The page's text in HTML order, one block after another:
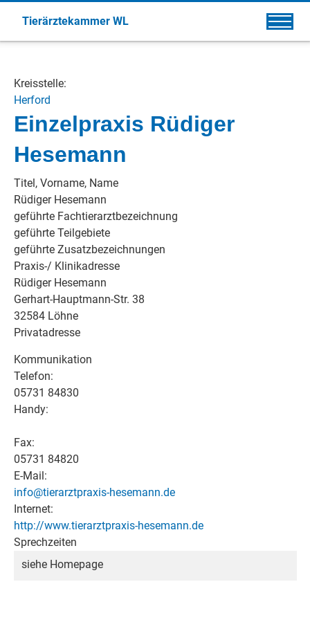
Tierärztekammer WL
Kreisstelle:
Herford
Einzelpraxis Rüdiger
Hesemann
Titel, Vorname, Name
Rüdiger Hesemann
geführte Fachtierarztbezeichnung
geführte Teilgebiete
geführte Zusatzbezeichnungen
Praxis-/ Klinikadresse
Rüdiger Hesemann
Gerhart-Hauptmann-Str. 38
32584 Löhne
Privatadresse
Kommunikation
Telefon:
05731 84830
Handy:
Fax:
05731 84820
E-Mail:
info@tierarztpraxis-hesemann.de
Internet:
http://www.tierarztpraxis-hesemann.de
Sprechzeiten
siehe Homepage